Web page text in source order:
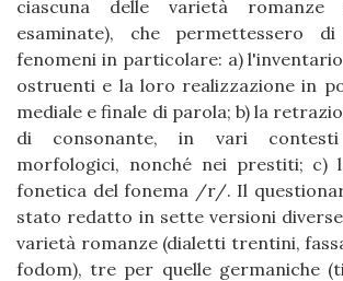
ciascuna delle varietà romanze
esaminate), che permettessero
fenomeni in particolare: a)
ostruenti e la loro realizzazione in
mediale e finale di parola; b) la
di consonante, in vari
morfologici, nonché nei prestiti; c)
fonetica del fonema /r/. Il
stato redatto in sette versioni
varietà romanze (dialetti trentini,
fodom), tre per quelle germaniche